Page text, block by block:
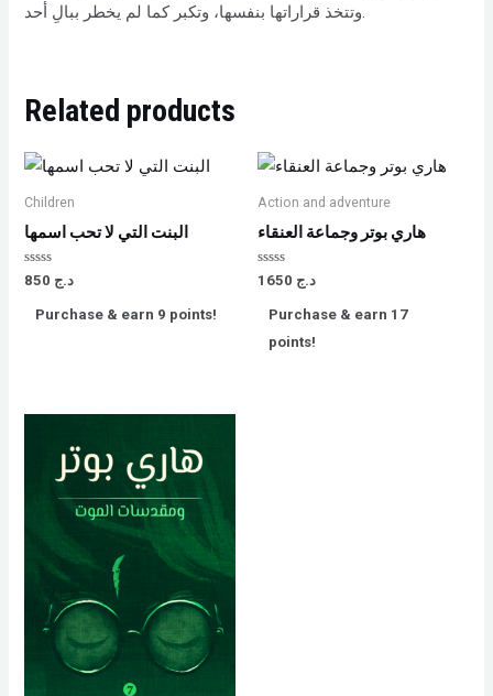
وتتخذ قراراتها بنفسها، وتكبر كما لم يخطر ببالِ أحد.
Related products
Children
البنت التي لا تحب اسمها
Rated
of
د.ج
Purchase & earn 9 points!
Action and adventure
هاري بوتر وجماعة العنقاء
Rated د.ج
Purchase & earn 17
points!